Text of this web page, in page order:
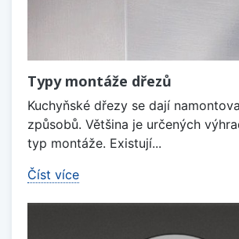
Typy montáže dřezů
Kuchyňské dřezy se dají
způsobů. Většina je určených
typ montáže. Existují...
Číst více